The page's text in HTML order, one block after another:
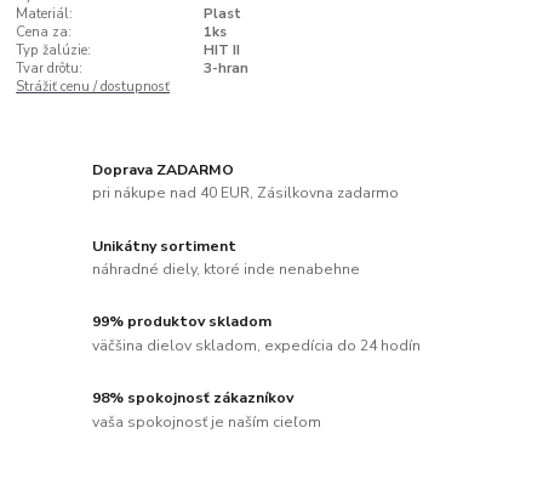
Materiál:
Plast
Cena za:
1ks
Typ žalúzie:
HIT II
Tvar drôtu:
3-hran
Strážiť cenu / dostupnosť
Doprava ZADARMO
pri nákupe nad 40 EUR, Zásilkovna zadarmo
Unikátny sortiment
náhradné diely, ktoré inde nenabehne
99% produktov skladom
väčšina dielov skladom, expedícia do 24 hodín
98% spokojnosť zákazníkov
vaša spokojnosť je naším cieľom